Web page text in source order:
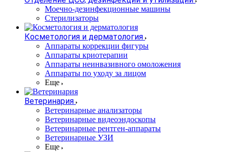
Моечно-дезинфекционные машины
Стерилизаторы
Косметология и дерматология
Аппараты коррекции фигуры
Аппараты криотерапии
Аппараты неинвазивного омоложения
Аппараты по уходу за лицом
Еще
Ветеринария
Ветеринарные анализаторы
Ветеринарные видеоэндоскопы
Ветеринарные рентген-аппараты
Ветеринарные УЗИ
Еще